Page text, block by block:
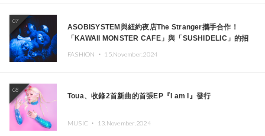
07
ASOBISYSTEM與紐約夜店The Stranger攜手合作！
「KAWAII MONSTER CAFE」與「SUSHIDELIC」的招
FASHION ・ 15.November.2024
08
Toua、收錄2首新曲的首張EP『I am I』發行
MUSIC ・ 13.November.2024